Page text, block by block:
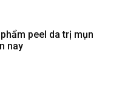
peel da trị mụn
nay